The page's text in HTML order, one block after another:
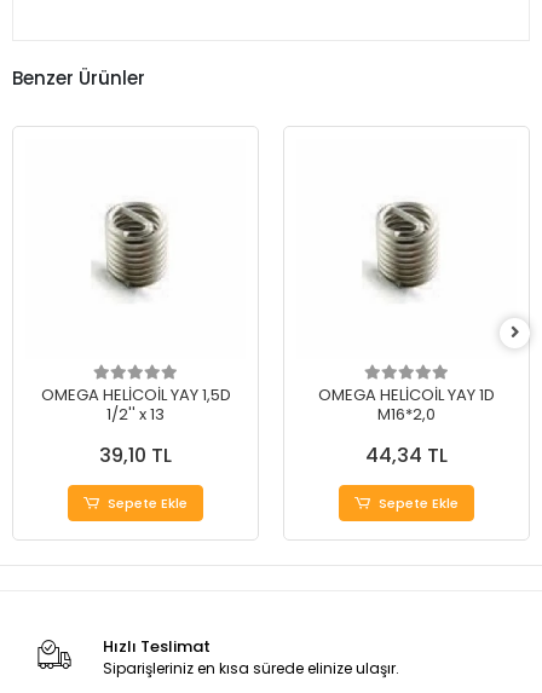
Benzer Ürünler
OMEGA HELİCOİL YAY 1,5D
1/2'' x 13
39,10 TL
Sepete Ekle
OMEGA HELİCOİL YAY 1D
M16*2,0
44,34 TL
Sepete Ekle
Hızlı Teslimat
Siparişleriniz en kısa sürede elinize ulaşır.